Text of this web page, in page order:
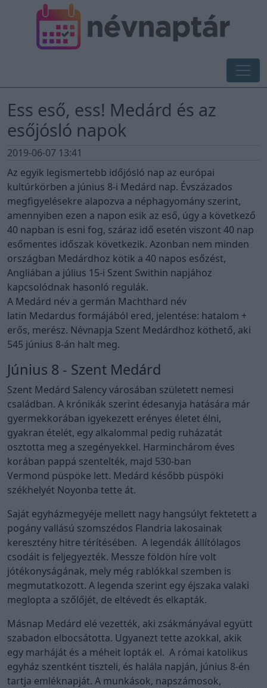
Ess eső, ess! Medárd és az
esőjósló napok
2019-06-07 13:41
Az egyik legismertebb időjósló nap az európai
kultúrkörben a június 8-i Medárd nap. Évszázados
megfigyelésekre alapozva a néphagyomány szerint,
amennyiben ezen a napon esik az eső, úgy a következő
40 napban is esni fog, száraz idő esetén viszont 40 nap
esőmentes időszak következik. Azonban nem minden
országban Medárdhoz kötik a 40 napos esőzést,
Angliában a július 15-i Szent Swithin napjához
kapcsolódnak hasonló regulák.
A Medárd név a germán Machthard név
latin Medardus formájából ered, jelentése: hatalom +
erős, merész. Névnapja Szent Medárdhoz köthető, aki
545 június 8-án halt meg.
Június 8 - Szent Medárd
Szent Medárd Salency városában született nemesi
családban. A krónikák szerint édesanyja hatására már
gyermekkorában igyekezett erényes életet élni,
gyakran ételét, egy alkalommal pedig ruházatát
osztotta meg a szegényekkel. Harminchárom éves
korában pappá szentelték, majd 530-ban
Vermond püspöke lett. Medárd később püspöki
székhelyét Noyonba tette át.
Saját egyházmegyéje mellett nagy hangsúlyt fektetett a
pogány vallású szomszédos Flandria lakosainak
keresztény hitre térítésében. A legendák állítólagos
csodáit is feljegyezték. Messze földön híre volt
jótékonyságának, mely még rablókkal szemben is
megmutatkozott. A legenda szerint egy éjszaka valaki
meglopta a szőlőjét, de eltévedt és elkapták.
Másnap Medárd elé vezették, aki zsákmányával együtt
szabadon elbocsátotta. Ugyanezt tette azokkal, akik
egy marháját és a méheit lopták el. A római katolikus
egyház szentként tiszteli, és halála napján, június 8-én
tartja emléknapját. A munkások, napszámosok,